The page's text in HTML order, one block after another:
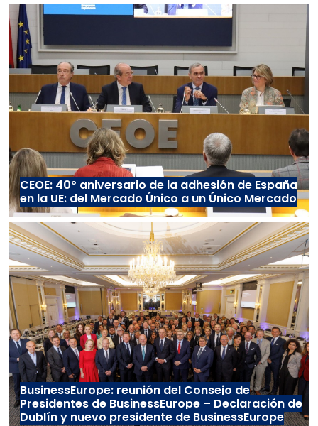
CEOE: 40º aniversario de la adhesión de España
en la UE: del Mercado Único a un Único Mercado
BusinessEurope: reunión del Consejo de
Presidentes de BusinessEurope – Declaración de
Dublín y nuevo presidente de BusinessEurope